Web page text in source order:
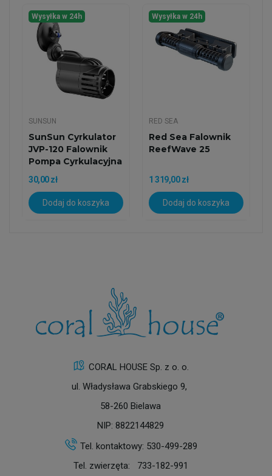
Wysyłka w 24h
SUNSUN
SunSun Cyrkulator
JVP-120 Falownik
Pompa Cyrkulacyjna
Do...
30,00 zł
Dodaj do koszyka
Wysyłka w 24h
RED SEA
Red Sea Falownik
ReefWave 25
1 319,00 zł
Dodaj do koszyka
CORAL HOUSE Sp. z o. o.
ul. Władysława Grabskiego 9,
58-260 Bielawa
NIP: 8822144829
Tel. kontaktowy: 530-499-289
Tel. zwierzęta: 733-182-991